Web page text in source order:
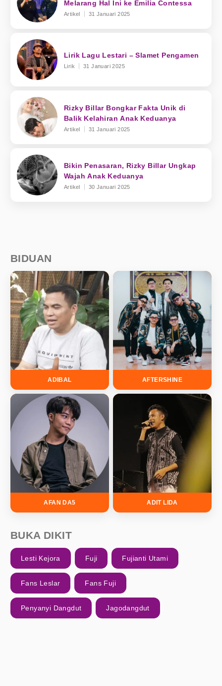
Melarang Hal Ini ke Emilia Contessa
Artikel 31 Januari 2025
Lirik Lagu Lestari – Slamet Pengamen
Lirik 31 Januari 2025
Rizky Billar Bongkar Fakta Unik di
Balik Kelahiran Anak Keduanya
Artikel 31 Januari 2025
Bikin Penasaran, Rizky Billar Ungkap
Wajah Anak Keduanya
Artikel 30 Januari 2025
BIDUAN
ADIBAL AFTERSHINE
AFAN DA5 ADIT LIDA
BUKA DIKIT
Lesti Kejora Fuji Fujianti Utami
Fans Leslar Fans Fuji
Penyanyi Dangdut Jagodangdut